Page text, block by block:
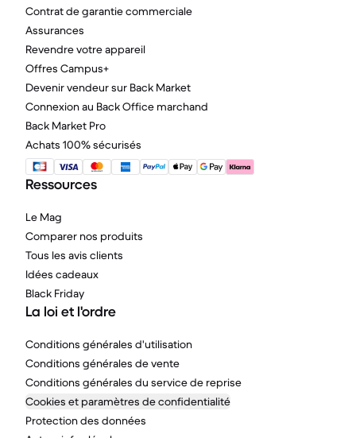
Contrat de garantie commerciale
Assurances
Revendre votre appareil
Offres Campus+
Devenir vendeur sur Back Market
Connexion au Back Office marchand
Back Market Pro
Achats 100% sécurisés
Ressources
Le Mag
Comparer nos produits
Tous les avis clients
Idées cadeaux
Black Friday
La loi et l'ordre
Conditions générales d'utilisation
Conditions générales de vente
Conditions générales du service de reprise
Cookies et paramètres de confidentialité
Protection des données